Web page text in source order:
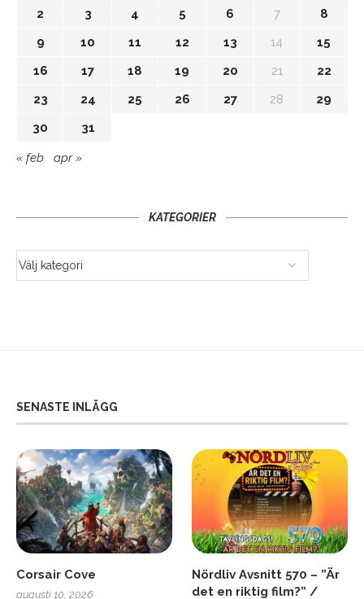
2
3 4 5 6 7
8
9
10 11 12 13 14
15
16
17 18 19 20 21
22
23
24 25 26 27 28
29
30
31
« feb apr »
KATEGORIER
SENASTE INLÄGG
Corsair Cove
augusti 10, 2026
Nördliv Avsnitt 570 – ”Är
det en riktig film?” /